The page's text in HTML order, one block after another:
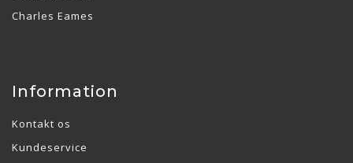
Charles Eames
Information
Kontakt os
Kundeservice